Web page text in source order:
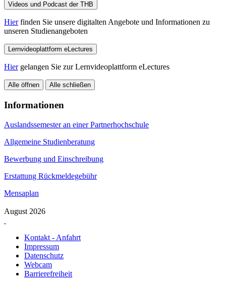
Videos und Podcast der THB
Hierfinden Sie unsere digitalten Angebote und Informationen zu
unseren Studienangeboten
Lernvideoplattform eLectures
Hiergelangen Sie zur Lernvideoplattform eLectures
Alle öffnen Alle schließen
Informationen
Auslandssemester an einer Partnerhochschule
Allgemeine Studienberatung
Bewerbung und Einschreibung
Erstattung Rückmeldegebühr
Mensaplan
August 2026
Kontakt - Anfahrt
Impressum
Datenschutz
Webcam
Barrierefreiheit